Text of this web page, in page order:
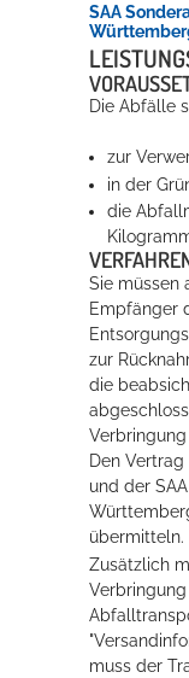
Spaß unter
Wellenbecken oder
Sprudelliege im
SAA
Die Abfälle
zur
in der
die
Sie müssen
Empfänger
zur
die
Den
und der
übermitteln.
Zusätzlich
muss der